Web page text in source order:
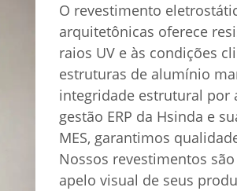
O revestimento
arquitetônicas oferece
raios UV e às condições
estruturas de alumínio
integridade estrutural por
gestão ERP da Hsinda e
MES, garantimos
Nossos revestimentos
apelo visual de seus